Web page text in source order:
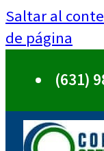
Saltar al
de página
(631)